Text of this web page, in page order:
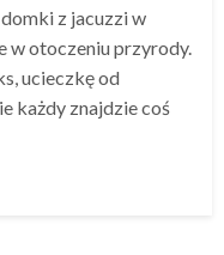
z jacuzzi w
w otoczeniu przyrody.
ucieczkę od
każdy znajdzie coś